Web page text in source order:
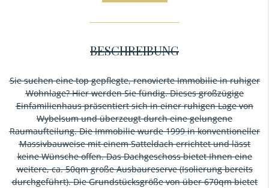
BESCHREIBUNG
Sie suchen eine top gepflegte, renovierte Immobilie in ruhiger
Wohnlage? Hier werden Sie fündig. Dieses großzügige
Einfamilienhaus präsentiert sich in einer ruhigen Lage von
Wybelsum und überzeugt durch eine gelungene
Raumaufteilung. Die Immobilie wurde 1999 in konventioneller
Massivbauweise mit einem Satteldach errichtet und lässt
keine Wünsche offen. Das Dachgeschoss bietet Ihnen eine
weitere, ca. 50qm große Ausbaureserve (Isolierung bereits
durchgeführt). Die Grundstücksgröße von über 670qm bietet